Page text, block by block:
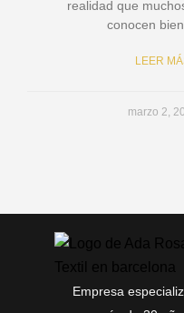
realidad que
conocen
LEER
marzo 2,
Empresa